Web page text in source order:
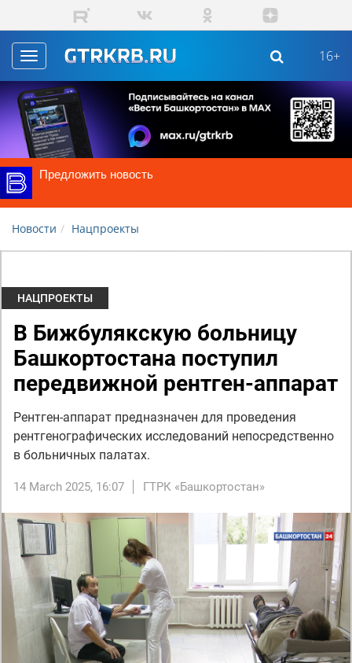
Skip to main content
Toggle
navigation
16+
Предложить новость
Новости Нацпроекты
НАЦПРОЕКТЫ
В Бижбулякскую больницу
Башкортостана поступил
передвижной рентген-аппарат
Рентген-аппарат предназначен для проведения
рентгенографических исследований непосредственно
в больничных палатах.
14 March 2025, 16:07 ГТРК «Башкортостан»